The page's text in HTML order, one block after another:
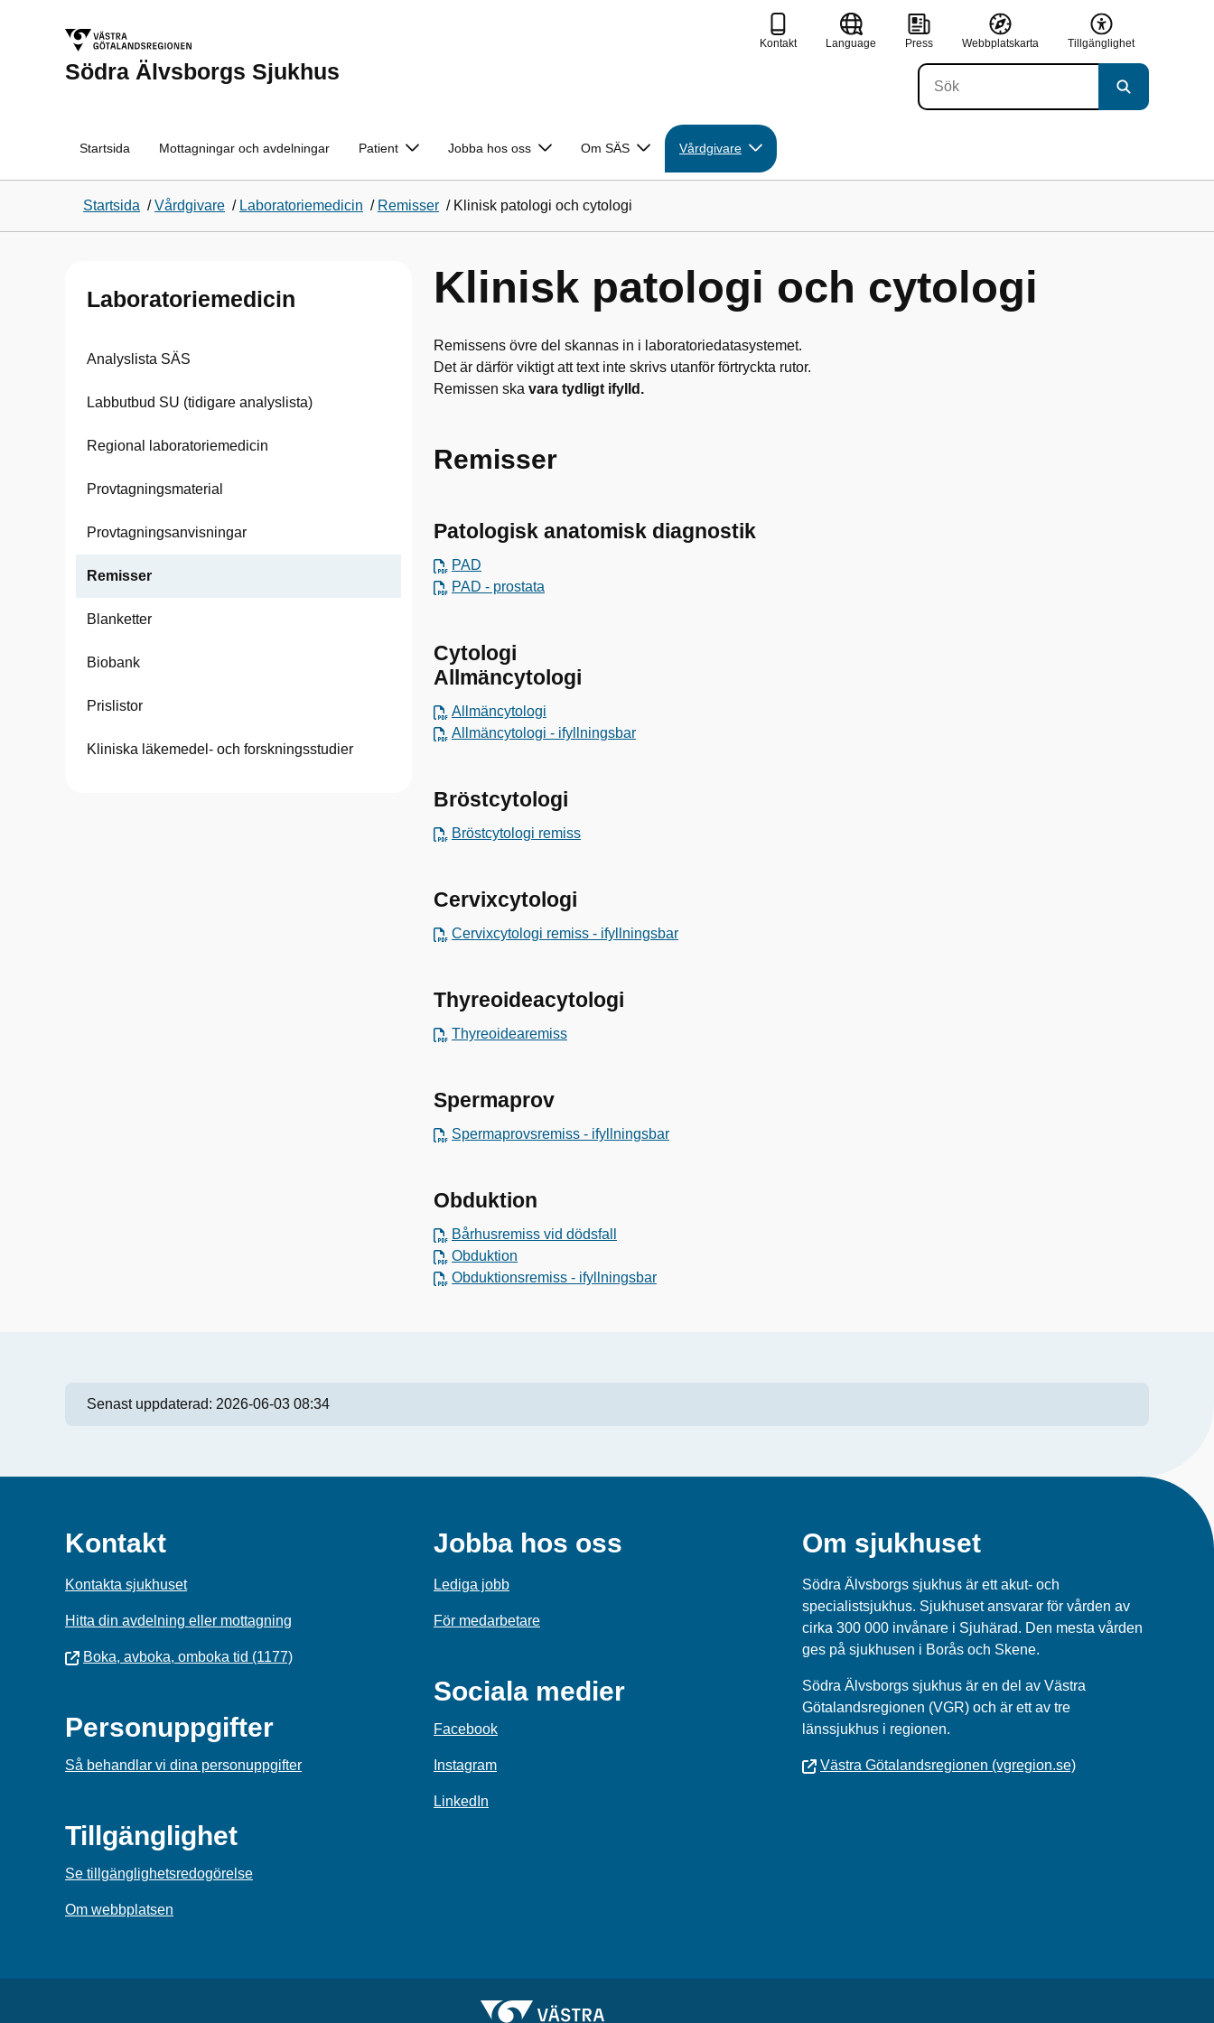
Södra Älvsborgs Sjukhus
Kontakt Language Press Webbplatskarta Tillgänglighet
Startsida Mottagningar och avdelningar Patient Jobba hos oss Om SÄS Vårdgivare
Startsida /Vårdgivare / Laboratoriemedicin / Remisser / Klinisk patologi och cytologi
Laboratoriemedicin
Analyslista SÄS
Labbutbud SU (tidigare analyslista)
Regional laboratoriemedicin
Provtagningsmaterial
Provtagningsanvisningar
Remisser
Blanketter
Biobank
Prislistor
Kliniska läkemedel- och forskningsstudier
Klinisk patologi och cytologi
Remissens övre del skannas in i laboratoriedatasystemet.
Det är därför viktigt att text inte skrivs utanför förtryckta rutor.
Remissen ska vara tydligt ifylld.
Remisser
Patologisk anatomisk diagnostik
PAD
PAD - prostata
Cytologi
Allmäncytologi
Allmäncytologi
Allmäncytologi - ifyllningsbar
Bröstcytologi
Bröstcytologi remiss
Cervixcytologi
Cervixcytologi remiss - ifyllningsbar
Thyreoideacytologi
Thyreoidearemiss
Spermaprov
Spermaprovsremiss - ifyllningsbar
Obduktion
Bårhusremiss vid dödsfall
Obduktion
Obduktionsremiss - ifyllningsbar
Senast uppdaterad: 2026-06-03 08:34
Kontakt
Kontakta sjukhuset
Hitta din avdelning eller mottagning
Boka, avboka, omboka tid (1177)
Personuppgifter
Så behandlar vi dina personuppgifter
Tillgänglighet
Se tillgänglighetsredogörelse
Om webbplatsen
Jobba hos oss
Lediga jobb
För medarbetare
Sociala medier
Facebook
Instagram
LinkedIn
Om sjukhuset
Södra Älvsborgs sjukhus är ett akut- och
specialistsjukhus. Sjukhuset ansvarar för vården av
cirka 300 000 invånare i Sjuhärad. Den mesta vården
ges på sjukhusen i Borås och Skene.
Södra Älvsborgs sjukhus är en del av Västra
Götalandsregionen (VGR) och är ett av tre
länssjukhus i regionen.
Västra Götalandsregionen (vgregion.se)